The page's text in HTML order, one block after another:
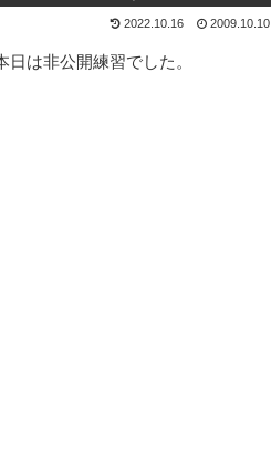
2022.10.16 2009.10.10
日は非公開練習でした。